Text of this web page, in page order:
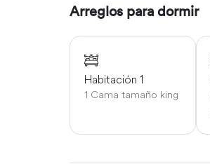
Arreglos para dormir
Habitación 1
1 Cama tamaño king